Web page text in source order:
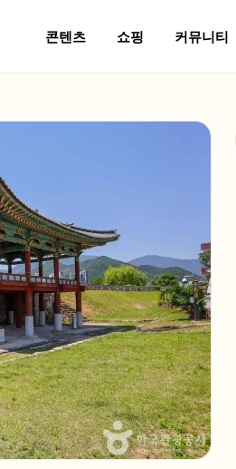
콘텐츠 쇼핑 커뮤니티